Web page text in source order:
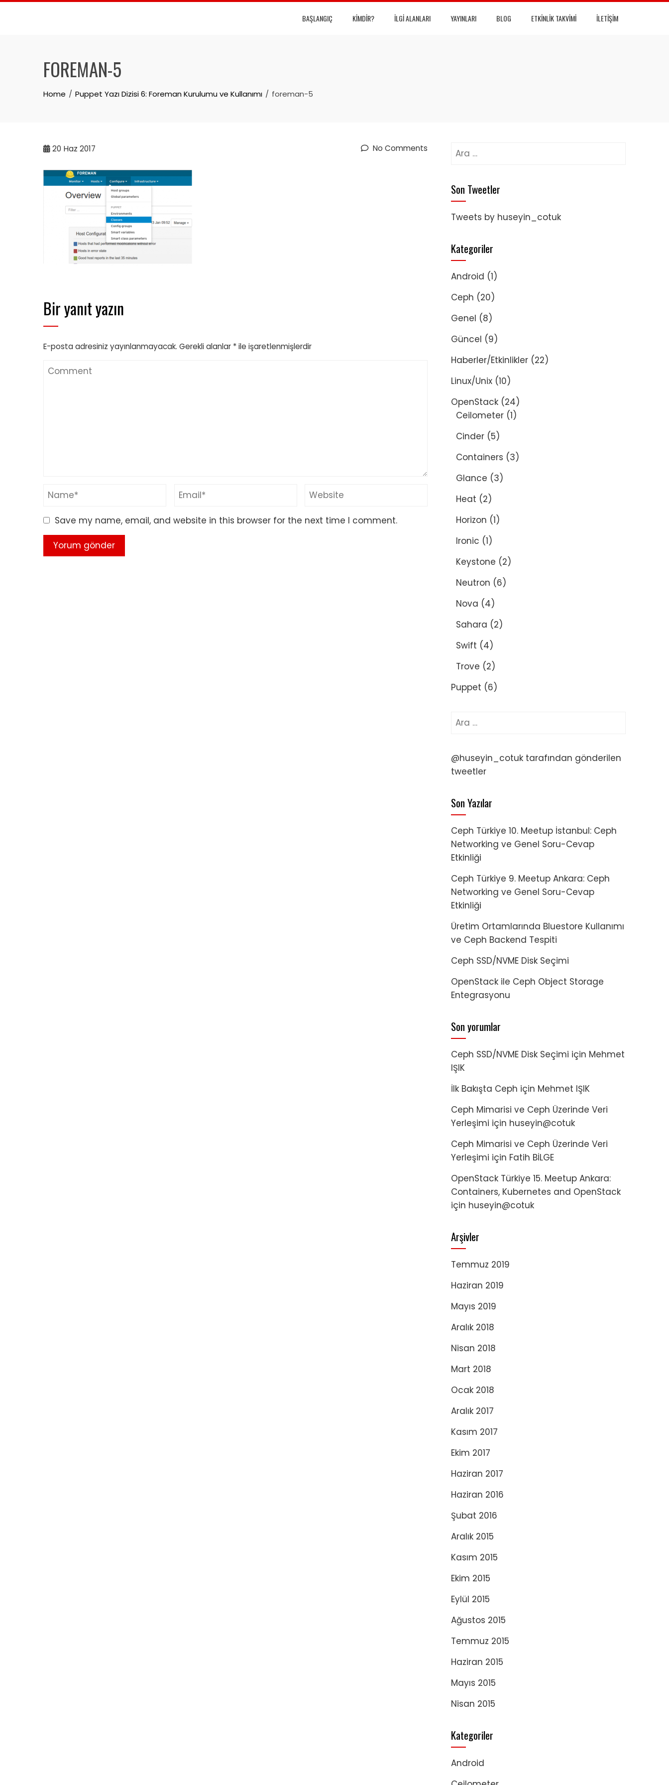
Skip
BAŞLANGIÇ KIMDIR? İLGI ALANLARI YAYINLARI BLOG ETKINLIK TAKVIMI İLETIŞIM
FOREMAN-5
Home Puppet Yazı Dizisi 6: Foreman Kurulumu ve Kullanımı foreman-5
20 Haz 2017 No Comments
Bir yanıt yazın
E-posta adresiniz yayınlanmayacak. Gerekli alanlar *ile işaretlenmişlerdir
Save my name, email, and website in this browser for the next time I comment.
Arama:
Son Tweetler
Tweets by huseyin_cotuk
Kategoriler
Android (1)
Ceph (20)
Genel (8)
Güncel (9)
Haberler/Etkinlikler (22)
Linux/Unix (10)
OpenStack (24)
Ceilometer (1)
Cinder (5)
Containers (3)
Glance (3)
Heat (2)
Horizon (1)
Ironic (1)
Keystone (2)
Neutron (6)
Nova (4)
Sahara (2)
Swift (4)
Trove (2)
Puppet (6)
Arama:
@huseyin_cotuk tarafından gönderilen
tweetler
Son Yazılar
Ceph Türkiye 10. Meetup İstanbul: Ceph
Networking ve Genel Soru-Cevap
Etkinliği
Ceph Türkiye 9. Meetup Ankara: Ceph
Networking ve Genel Soru-Cevap
Etkinliği
Üretim Ortamlarında Bluestore Kullanımı
ve Ceph Backend Tespiti
Ceph SSD/NVME Disk Seçimi
OpenStack ile Ceph Object Storage
Entegrasyonu
Son yorumlar
Ceph SSD/NVME Disk Seçimi için Mehmet
IŞIK
İlk Bakışta Ceph için Mehmet IŞIK
Ceph Mimarisi ve Ceph Üzerinde Veri
Yerleşimi için huseyin@cotuk
Ceph Mimarisi ve Ceph Üzerinde Veri
Yerleşimi için Fatih BİLGE
OpenStack Türkiye 15. Meetup Ankara:
Containers, Kubernetes and OpenStack
için huseyin@cotuk
Arşivler
Temmuz 2019
Haziran 2019
Mayıs 2019
Aralık 2018
Nisan 2018
Mart 2018
Ocak 2018
Aralık 2017
Kasım 2017
Ekim 2017
Haziran 2017
Haziran 2016
Şubat 2016
Aralık 2015
Kasım 2015
Ekim 2015
Eylül 2015
Ağustos 2015
Temmuz 2015
Haziran 2015
Mayıs 2015
Nisan 2015
Kategoriler
Android